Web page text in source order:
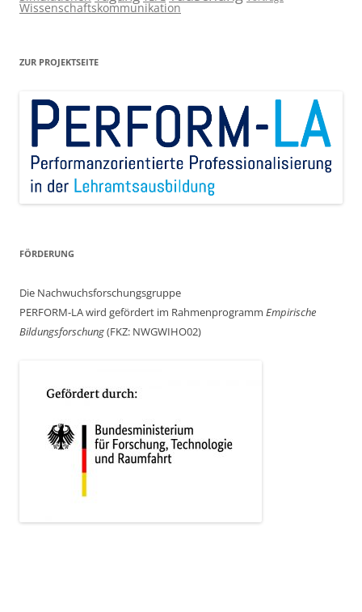
Wissenschaftskommunikation
ZUR PROJEKTSEITE
FÖRDERUNG
Die Nachwuchsforschungsgruppe
PERFORM-LA wird gefördert im Rahmenprogramm Empirische
Bildungsforschung(FKZ: NWGWIHO02)